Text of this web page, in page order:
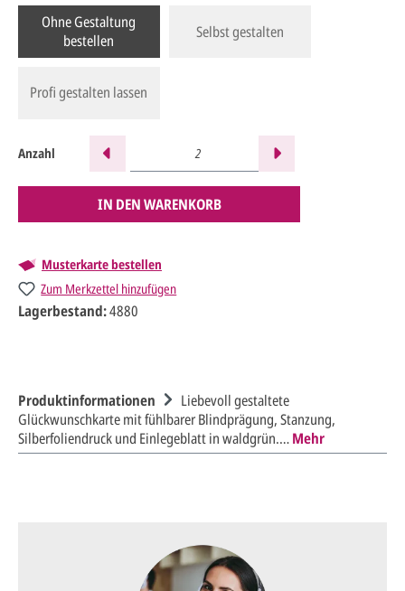
Ohne Gestaltung
bestellen
Selbst gestalten
Profi gestalten lassen
Anzahl
IN DEN WARENKORB
Musterkarte bestellen
Zum Merkzettel hinzufügen
Lagerbestand:4880
Produktinformationen
Liebevoll gestaltete
Glückwunschkarte mit fühlbarer Blindprägung, Stanzung,
Silberfoliendruck und Einlegeblatt in waldgrün.…Mehr